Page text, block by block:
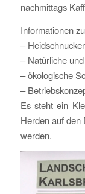
nachmittags
Informationen zu
–
– Natürliche
– ökologische
–
Es steht ein
Herden auf den
werden.